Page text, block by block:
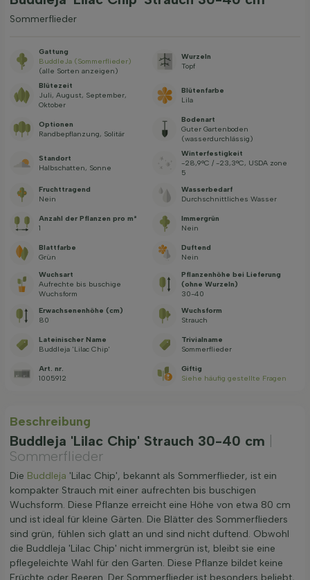
Sommerflieder
Gattung
BuddleJa (Sommerflieder)
(alle Sorten anzeigen)
Wurzeln
Topf
Blütezeit
Juli, August, September,
Oktober
Blütenfarbe
Lila
Optionen
Randbepflanzung, Solitär
Bodenart
Guter Gartenboden
(wasserdurchlässig)
Standort
Halbschatten, Sonne
Winterfestigkeit
-28,9°C / -23,3°C, USDA zone
5
Fruchttragend
Nein
Wasserbedarf
Durchschnittliches Wasser
Anzahl der Pflanzen pro m²
1
Immergrün
Nein
Blattfarbe
Grün
Duftend
Nein
Wuchsart
Aufrechte bis buschige
Wuchsform
Pflanzenhöhe bei Lieferung
(ohne Wurzeln)
30-40
Erwachsenenhöhe (cm)
80
Wuchsform
Strauch
Lateinischer Name
Buddleja 'Lilac Chip'
Trivialname
Sommerflieder
Art. nr.
1005912
Giftig
Siehe häufig gestellte Fragen
Beschreibung
Buddleja 'Lilac Chip' Strauch 30-40 cm
Sommerflieder
Die Buddleja 'Lilac Chip', bekannt als Sommerflieder, ist ein
kompakter Strauch mit einer aufrechten bis buschigen
Wuchsform. Diese Pflanze erreicht eine Höhe von etwa 80 cm
und ist ideal für kleine Gärten. Die Blätter des Sommerflieders
sind grün, fühlen sich glatt an und sind nicht duftend. Obwohl
die Buddleja 'Lilac Chip' nicht immergrün ist, bleibt sie eine
pflegeleichte Wahl für den Garten. Diese Pflanze bildet keine
Früchte oder Beeren. Der Sommerflieder ist besonders beliebt,